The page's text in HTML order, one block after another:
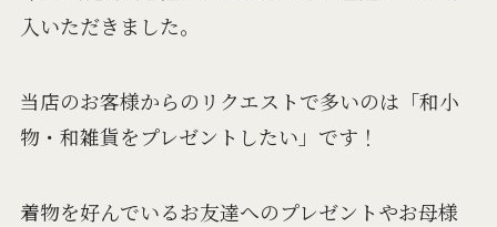
入いただきました。
当店のお客様からのリクエストで多いのは「和小
物・和雑貨をプレゼントしたい」です！
着物を好んでいるお友達へのプレゼントやお母様